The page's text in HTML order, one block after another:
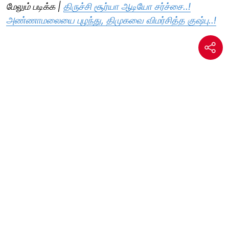
மேலும் படிக்க | திருச்சி சூர்யா ஆடியோ சர்ச்சை..!
அண்ணாமலையை புழந்து, திமுகவை விமர்சித்த குஷ்பு..!